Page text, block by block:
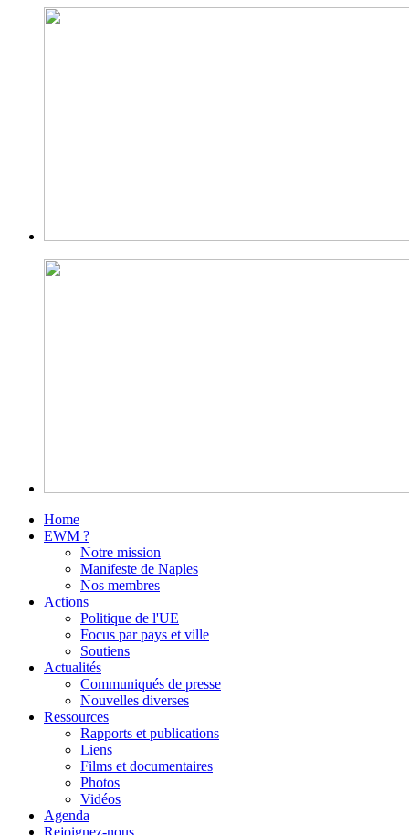
Home
EWM ?
Notre mission
Manifeste de Naples
Nos membres
Actions
Politique de l'UE
Focus par pays et ville
Soutiens
Actualités
Communiqués de presse
Nouvelles diverses
Ressources
Rapports et publications
Liens
Films et documentaires
Photos
Vidéos
Agenda
Rejoignez-nous